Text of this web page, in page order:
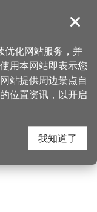
導覽
．麻辣
辣 周
关闭
优化网站服务，并
用本网站即表示您
站提供周边景点自
位置资讯，以开启
我知道了